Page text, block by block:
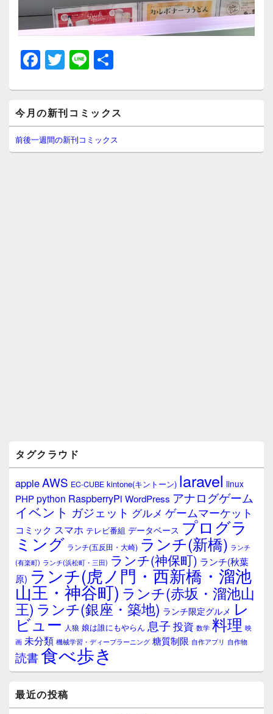
F
a
c
e
b
o
T
wi
tt
er
Li
n
e
イ
ン
サ
イ
今月の新刊コミックス
前後一週間の新刊コミックス
タグクラウド
appleAWS EC-CUBE kintone(キントーン) laravel linux
PHPpython RaspberryPi WordPress アナログゲーム
イベント ガジェット グルメ ゲームマーケット
コミック スマホ テレビ番組 データベース プログラ
ミング ランチ(五反田・大崎) ランチ(新橋) ランチ
(有楽町) ランチ(浜松町・三田) ランチ(神保町) ランチ(秋葉
原) ランチ(虎ノ門・西新橋・溜池
山王・神谷町) ランチ(赤坂・溜池山
王) ランチ(銀座・築地) ランチ限定グルメ レ
ビュー 人狼 娘は誰にもやらん 息子 投資 数学 料理 映
画 未分類 機械学習・ディープラーニング 糖質制限 自作アプリ 自作物
読書食べ歩き
最近の投稿